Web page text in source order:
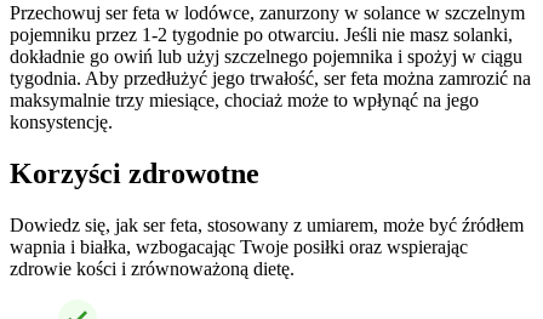
Przechowuj ser feta w lodówce, zanurzony w solance w szczelnym
pojemniku przez 1-2 tygodnie po otwarciu. Jeśli nie masz solanki,
dokładnie go owiń lub użyj szczelnego pojemnika i spożyj w ciągu
tygodnia. Aby przedłużyć jego trwałość, ser feta można zamrozić na
maksymalnie trzy miesiące, chociaż może to wpłynąć na jego
konsystencję.
Korzyści zdrowotne
Dowiedz się, jak ser feta, stosowany z umiarem, może być źródłem
wapnia i białka, wzbogacając Twoje posiłki oraz wspierając
zdrowie kości i zrównoważoną dietę.